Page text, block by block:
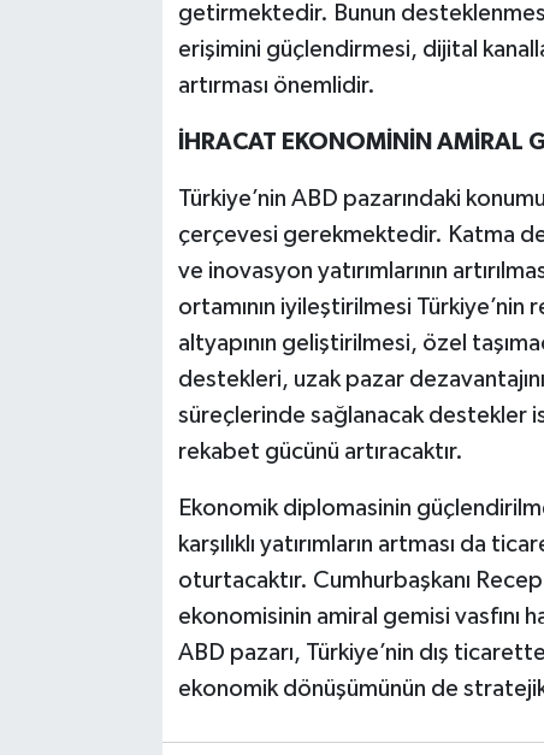
getirmektedir. Bunun
erişimini güçlendirmesi, dijital
artırması önemlidir.
İHRACAT EKONOMİNİN AMİRAL
Türkiye’nin ABD pazarındaki
çerçevesi gerekmektedir. Katma
ve inovasyon yatırımlarının
ortamının iyileştirilmesi
altyapının geliştirilmesi, özel
destekleri, uzak pazar
süreçlerinde sağlanacak destekler
rekabet gücünü artıracaktır.
Ekonomik diplomasinin
karşılıklı yatırımların artması da
oturtacaktır. Cumhurbaşkanı
ekonomisinin amiral gemisi vasfını
ABD pazarı, Türkiye’nin dış
ekonomik dönüşümünün de